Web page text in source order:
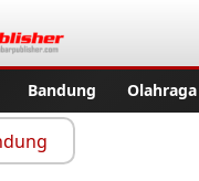
Bandung Olahraga